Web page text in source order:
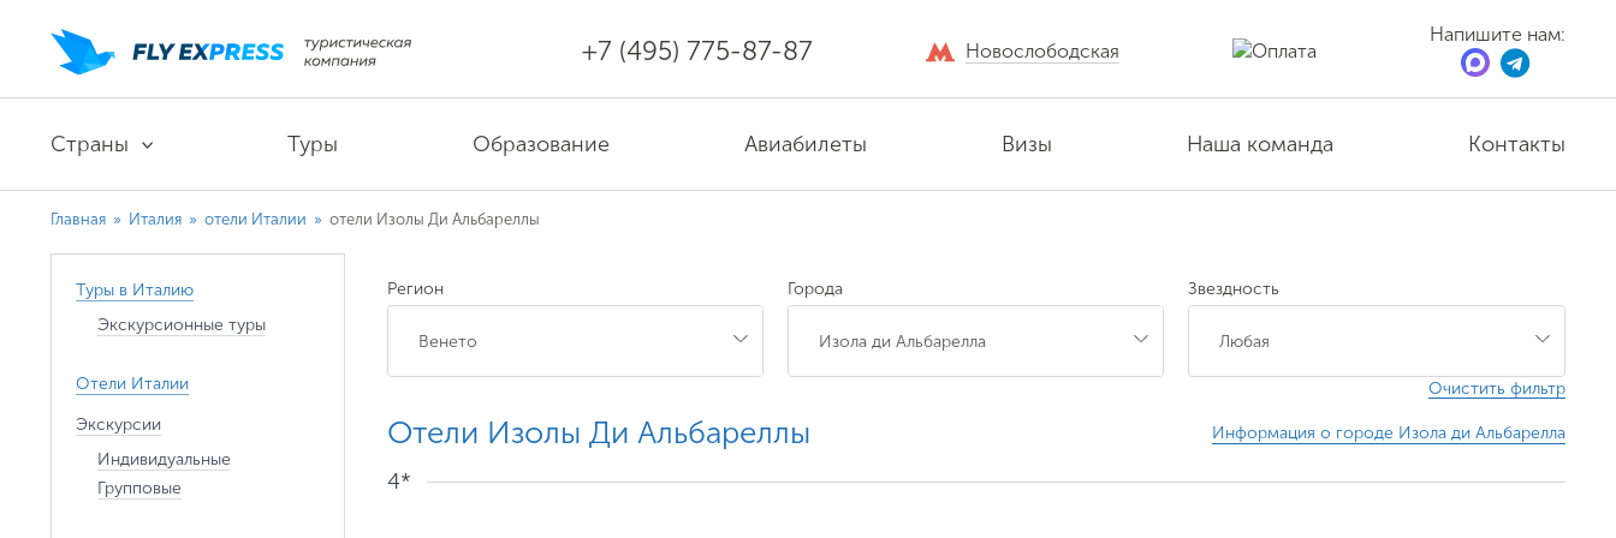
+7 (495) 775-87-87 Новослободская
Напишите нам:
Страны Туры Образование Авиабилеты Визы Наша команда Контакты
Главная » Италия » отели Италии » отели Изолы Ди Альбареллы
Туры в Италию
Экскурсионные туры
Отели Италии
Экскурсии
Индивидуальные
Групповые
Регион Города Звездность
Очистить фильтр
Информация о городе Изола ди Альбарелла
Отели Изолы Ди Альбареллы
4*